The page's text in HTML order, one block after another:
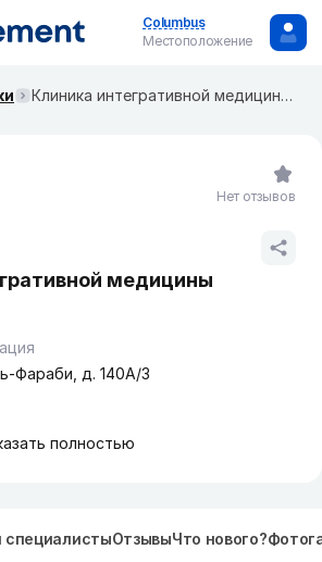
Columbus
Местоположение
Клиника интегративной медицины "METABODY"
медицины
Фараби, д. 140А/3
полностью
Нет отзывов
специалистыОтзывыЧто нового?